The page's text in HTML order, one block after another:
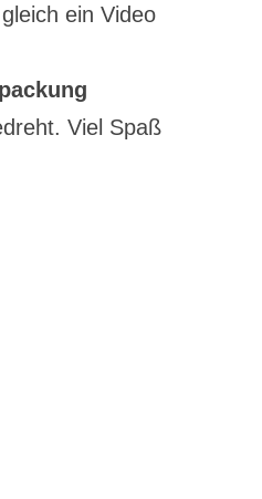
ein Video
Viel Spaß